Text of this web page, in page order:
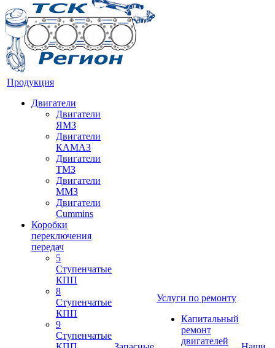
Продукция
Двигатели
Двигатели
ЯМЗ
Двигатели
КАМАЗ
Двигатели
ТМЗ
Двигатели
ММЗ
Двигатели
Cummins
Коробки
переключения
передач
5
Ступенчатые
КПП
8
Ступенчатые
КПП
9
Ступенчатые
Услуги по ремонту
Капитальный
ремонт
двигателей